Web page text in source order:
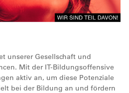
unserer Gesellschaft und
Mit der IT-Bildungsoffensive
aktiv an, um diese Potenziale
bei der Bildung an und fördern